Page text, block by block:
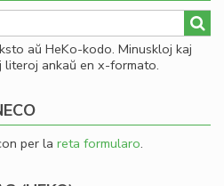
aŭ HeKo-kodo. Minuskloj kaj
literoj ankaŭ en x-formato.
per la reta formularo.